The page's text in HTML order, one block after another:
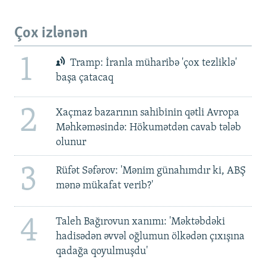
Çox izlənən
1
Tramp: İranla müharibə 'çox tezliklə'
başa çatacaq
2
Xaçmaz bazarının sahibinin qətli Avropa
Məhkəməsində: Hökumətdən cavab tələb
olunur
3
Rüfət Səfərov: 'Mənim günahımdır ki, ABŞ
mənə mükafat verib?'
4
Taleh Bağırovun xanımı: 'Məktəbdəki
hadisədən əvvəl oğlumun ölkədən çıxışına
qadağa qoyulmuşdu'